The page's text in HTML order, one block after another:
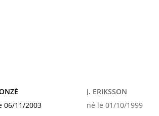
06/11/2003
J. ERIKSSON
né le 01/10/1999